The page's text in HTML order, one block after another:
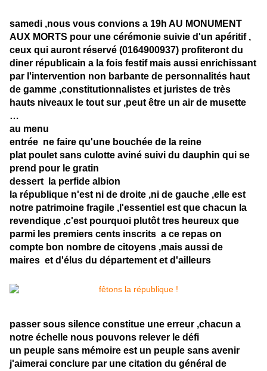
samedi ,nous vous convions a 19h AU MONUMENT
AUX MORTS pour une cérémonie suivie d'un apéritif ,
ceux qui auront réservé (0164900937) profiteront du
diner républicain a la fois festif mais aussi enrichissant
par l'intervention non barbante de personnalités haut
de gamme ,constitutionnalistes et juristes de très
hauts niveaux le tout sur ,peut être un air de musette
…
au menu
entrée ne faire qu'une bouchée de la reine
plat poulet sans culotte aviné suivi du dauphin qui se
prend pour le gratin
dessert la perfide albion
la république n'est ni de droite ,ni de gauche ,elle est
notre patrimoine fragile ,l'essentiel est que chacun la
revendique ,c'est pourquoi plutôt tres heureux que
parmi les premiers cents inscrits a ce repas on
compte bon nombre de citoyens ,mais aussi de
maires et d'élus du département et d'ailleurs
passer sous silence constitue une erreur ,chacun a
notre échelle nous pouvons relever le défi
un peuple sans mémoire est un peuple sans avenir
j'aimerai conclure par une citation du général de